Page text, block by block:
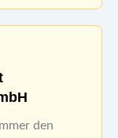
den